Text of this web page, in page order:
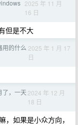
2025 年 11 月
16 日
但是不大
用的什么 2025 年 1 月 17
日
了，一天2024 年 12 月
18 日
如果是小众方向，